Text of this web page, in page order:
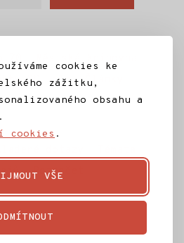
cookies ke
zážitku,
obsahu a
cookies .
VŠE
70
Městská knihovna
SD Jilm
Články
Rozpočet